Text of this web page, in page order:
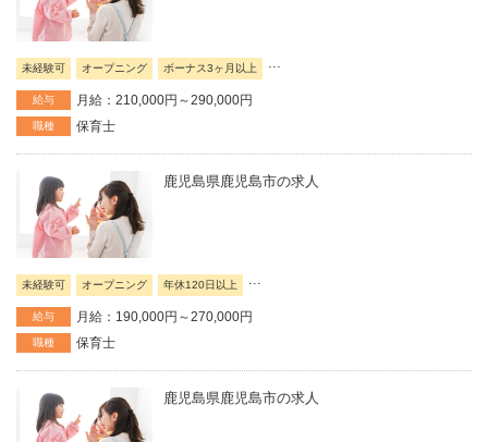
未経験可 オープニング ボーナス3ヶ月以上
給与 月給：210,000円～290,000円
職種 保育士
鹿児島県鹿児島市の求人
未経験可 オープニング 年休120日以上 ...
給与 月給：190,000円～270,000円
職種 保育士
鹿児島県鹿児島市の求人